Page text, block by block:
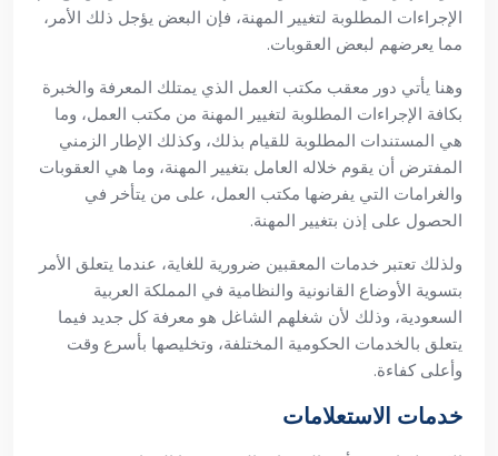
الإجراءات المطلوبة لتغيير المهنة، فإن البعض يؤجل ذلك الأمر،
مما يعرضهم لبعض العقوبات.
وهنا يأتي دور معقب مكتب العمل الذي يمتلك المعرفة والخبرة
بكافة الإجراءات المطلوبة لتغيير المهنة من مكتب العمل، وما
هي المستندات المطلوبة للقيام بذلك، وكذلك الإطار الزمني
المفترض أن يقوم خلاله العامل بتغيير المهنة، وما هي العقوبات
والغرامات التي يفرضها مكتب العمل، على من يتأخر في
الحصول على إذن بتغيير المهنة.
ولذلك تعتبر خدمات المعقبين ضرورية للغاية، عندما يتعلق الأمر
بتسوية الأوضاع القانونية والنظامية في المملكة العربية
السعودية، وذلك لأن شغلهم الشاغل هو معرفة كل جديد فيما
يتعلق بالخدمات الحكومية المختلفة، وتخليصها بأسرع وقت
وأعلى كفاءة.
خدمات الاستعلامات